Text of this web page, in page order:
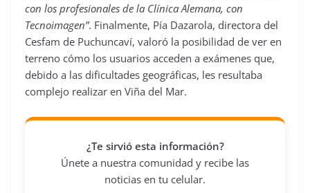
con los profesionales de la Clínica Alemana, con
Tecnoimagen”. Finalmente, Pía Dazarola, directora del
Cesfam de Puchuncaví, valoró la posibilidad de ver en
terreno cómo los usuarios acceden a exámenes que,
debido a las dificultades geográficas, les resultaba
complejo realizar en Viña del Mar.
¿Te sirvió esta información?
Únete a nuestra comunidad y recibe las
noticias en tu celular.